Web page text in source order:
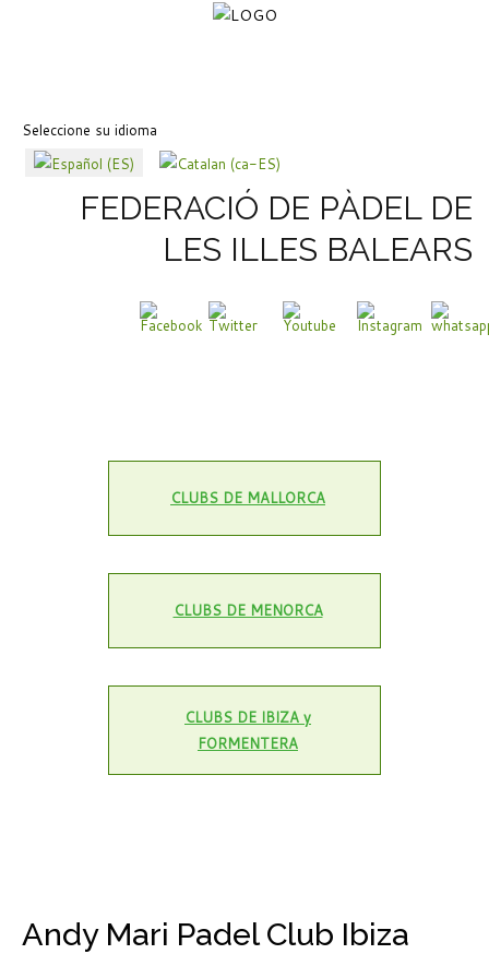
Seleccione su idioma
FEDERACIÓ DE PÀDEL DE
LES ILLES BALEARS
CLUBS DE MALLORCA
CLUBS DE MENORCA
CLUBS DE IBIZA y
FORMENTERA
Andy Mari Padel Club Ibiza